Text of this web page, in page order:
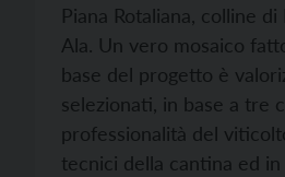
Piana Rotaliana, colline
Ala. Un vero mosaico
base del progetto è
selezionati, in base a tre
professionalità del
tecnici della cantina ed